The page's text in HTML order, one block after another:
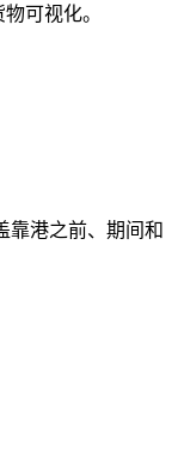
可视化。
靠港之前、期间和